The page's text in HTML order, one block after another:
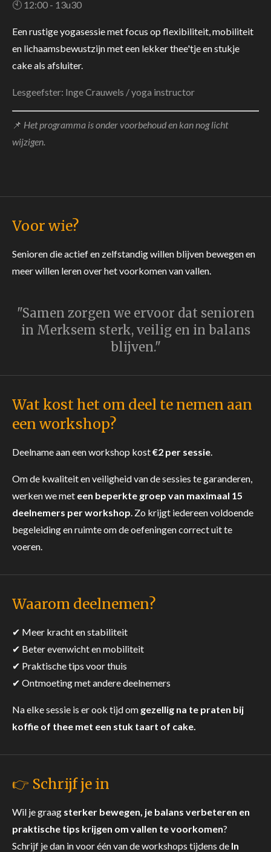
🕙 12:00 - 13u30
Een rustige yogasessie met focus op flexibiliteit, mobiliteit
en lichaamsbewustzijn met een lekker thee'tje en stukje
cake als afsluiter.
Lesgeefster: Inge Crauwels / yoga instructor
📌 Het programma is onder voorbehoud en kan nog licht
wijzigen.
Voor wie?
Senioren die actief en zelfstandig willen blijven bewegen en
meer willen leren over het voorkomen van vallen.
"Samen zorgen we ervoor dat senioren
in Merksem sterk, veilig en in balans
blijven."
Wat kost het om deel te nemen aan
een workshop?
Deelname aan een workshop kost€2 per sessie
Om de kwaliteit en veiligheid van de sessies te garanderen,
werken we met een beperkte groep van maximaal 15
deelnemers per workshop . Zo krijgt iedereen voldoende
begeleiding en ruimte om de oefeningen correct uit te
voeren.
Waarom deelnemen?
✔ Meer kracht en stabiliteit
✔ Beter evenwicht en mobiliteit
✔ Praktische tips voor thuis
✔ Ontmoeting met andere deelnemers
Na elke sessie is er ook tijd om gezellig na te praten bij
koffie of thee met een stuk taart of cake.
👉 Schrijf je in
Wil je graag sterker bewegen, je balans verbeteren en
praktische tips krijgen om vallen te voorkomen?
Schrijf je dan in voor één van de workshops tijdens de In